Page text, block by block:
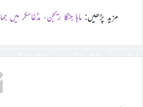
مزید پڑھیں: ماہا جنگا ریجن، مڈغاسکر میں